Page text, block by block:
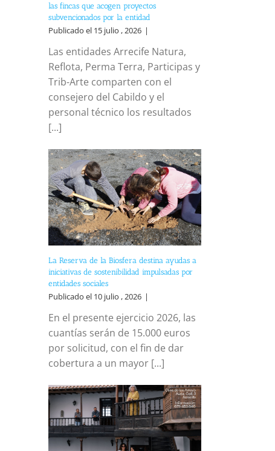
las fincas que acogen proyectos
subvencionados por la entidad
Publicado el 15 julio , 2026 |
Las entidades Arrecife Natura,
Reflota, Perma Terra, Participas y
Trib-Arte comparten con el
consejero del Cabildo y el
personal técnico los resultados
[...]
La Reserva de la Biosfera destina ayudas a
iniciativas de sostenibilidad impulsadas por
entidades sociales
Publicado el 10 julio , 2026 |
En el presente ejercicio 2026, las
cuantías serán de 15.000 euros
por solicitud, con el fin de dar
cobertura a un mayor [...]